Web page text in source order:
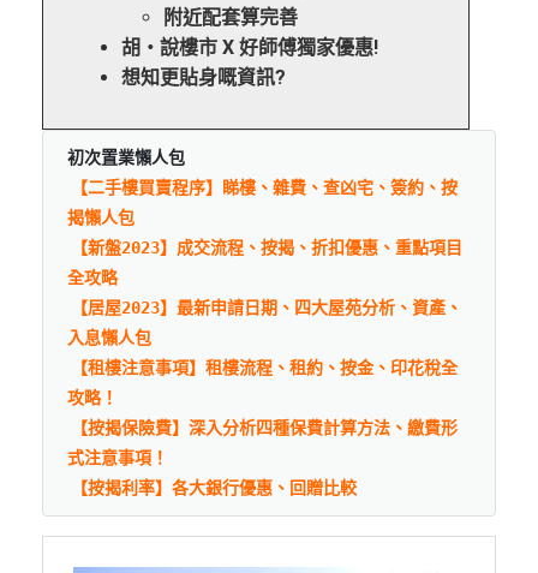
附近配套算完善
胡‧說樓市 X 好師傅獨家優惠!
想知更貼身嘅資訊?
初次置業懶人包
【二手樓買賣程序】睇樓、雜費、查凶宅、簽約、按
揭懶人包
【新盤2023】成交流程、按揭、折扣優惠、重點項目
全攻略
【居屋2023】最新申請日期、四大屋苑分析、資產、
入息懶人包
【租樓注意事項】租樓流程、租約、按金、印花稅全
攻略！
【按揭保險費】深入分析四種保費計算方法、繳費形
式注意事項！
【按揭利率】各大銀行優惠、回贈比較